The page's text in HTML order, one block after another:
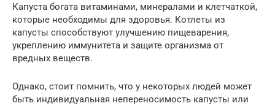
Капуста богата витаминами, минералами и клетчаткой,
которые необходимы для здоровья. Котлеты из
капусты способствуют улучшению пищеварения,
укреплению иммунитета и защите организма от
вредных веществ.
Однако, стоит помнить, что у некоторых людей может
быть индивидуальная непереносимость капусты или